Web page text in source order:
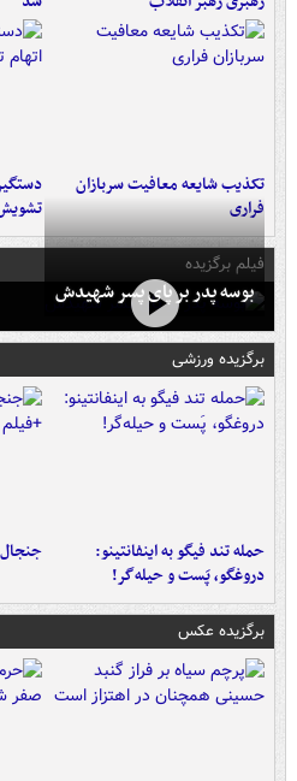
تکذیب شایعه معافیت سربازان
فراری
فیلم برگزیده
بوسه‌ پدر بر پای پسر شهیدش
برگزیده ورزشی
حمله تند فیگو به اینفانتینو:
دروغگو، پَست‌ و حیله‌گر!
برگزیده عکس